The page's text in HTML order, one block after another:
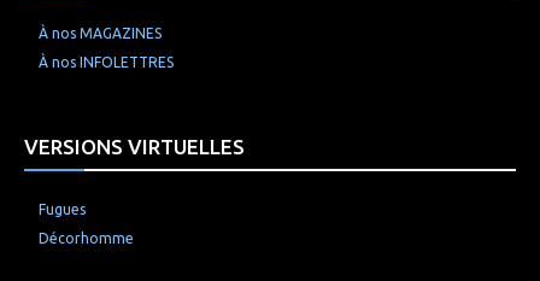
À nos MAGAZINES
À nos INFOLETTRES
VERSIONS VIRTUELLES
Fugues
Décorhomme